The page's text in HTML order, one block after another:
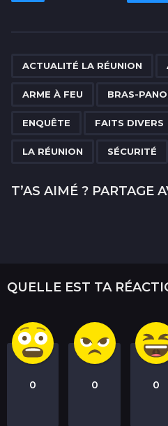
o
ACTUALITÉ LA RÉUNION
ARME À FEU BRAS-
ENQUÊTE FAITS DIVERS
LA RÉUNION SÉCURITÉ
T’AS AIMÉ ? PARTAGE
QUELLE EST TA
0 0 0